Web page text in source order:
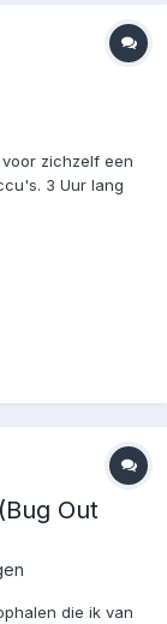
zichzelf een
3 Uur lang
Is nog niet
Out
die ik van